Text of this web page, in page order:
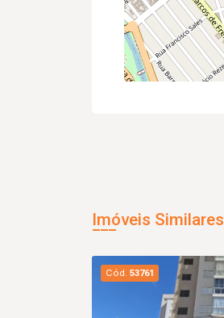
Imóveis Similares
Cód. 53761